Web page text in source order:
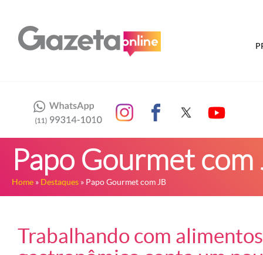
Papo Gourmet com
Home » Destaques » Papo Gourmet com JB
Trabalhando com